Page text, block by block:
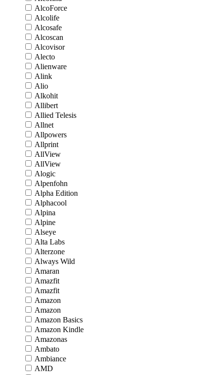
AlcoForce
Alcolife
Alcosafe
Alcoscan
Alcovisor
Alecto
Alienware
Alink
Alio
Alkohit
Allibert
Allied Telesis
Allnet
Allpowers
Allprint
AllView
AllView
Alogic
Alpenfohn
Alpha Edition
Alphacool
Alpina
Alpine
Alseye
Alta Labs
Alterzone
Always Wild
Amaran
Amazfit
Amazfit
Amazon
Amazon
Amazon Basics
Amazon Kindle
Amazonas
Ambato
Ambiance
AMD